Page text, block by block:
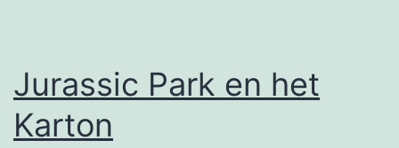
Jurassic Park en het
Karton